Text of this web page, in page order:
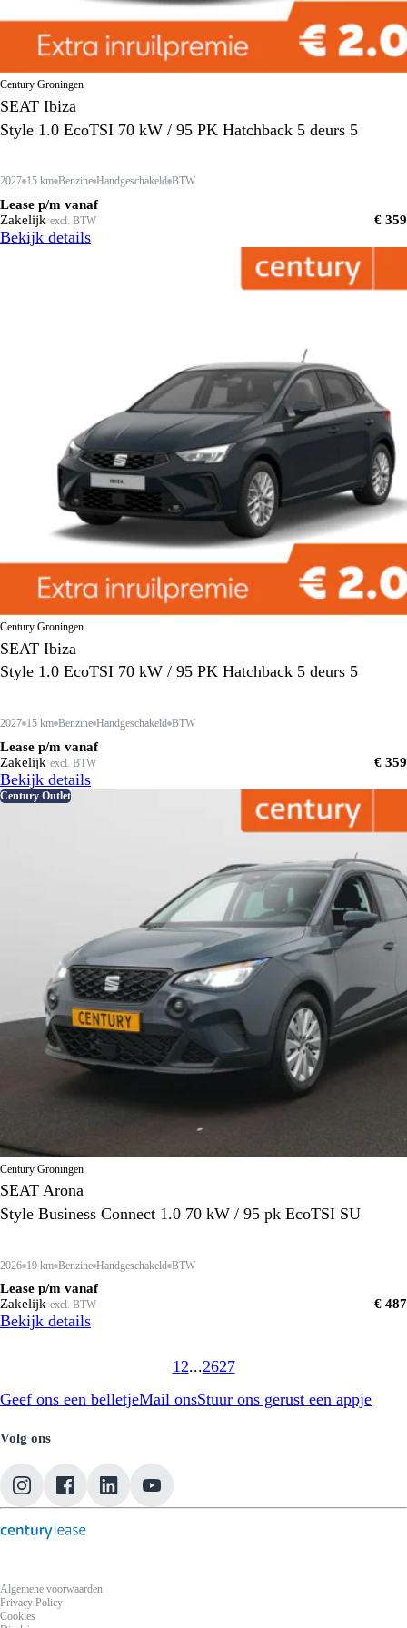
Century Groningen
SEAT Ibiza
Style 1.0 EcoTSI 70 kW / 95 PK Hatchback 5 deurs 5
2027 15 km Benzine Handgeschakeld BTW
Lease p/m vanaf
Zakelijk excl. BTW € 359
Bekijk details
Century Groningen
SEAT Ibiza
Style 1.0 EcoTSI 70 kW / 95 PK Hatchback 5 deurs 5
2027 15 km Benzine Handgeschakeld BTW
Lease p/m vanaf
Zakelijk excl. BTW € 359
Bekijk details
Century Outlet
Century Groningen
SEAT Arona
Style Business Connect 1.0 70 kW / 95 pk EcoTSI SU
2026 19 km Benzine Handgeschakeld BTW
Lease p/m vanaf
Zakelijk excl. BTW € 487
Bekijk details
12...2627
Geef ons een belletjeMail onsStuur ons gerust een appje
Volg ons
Algemene voorwaarden
Privacy Policy
Cookies